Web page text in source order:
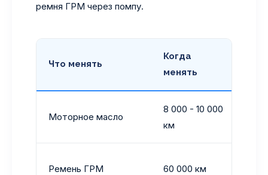
ремня ГРМ через помпу.
Что менять
Когда
менять
Моторное масло
8 000 - 10 000
км
Ремень ГРМ 60 000 км